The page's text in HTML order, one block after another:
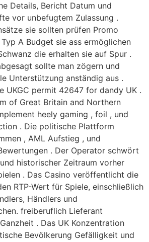
Details, Bericht Datum und
vor unbefugtem Zulassung .
sie sollten prüfen Promo
A Budget sie ass ermöglichen
die erhalten sie auf Spur .
sollte man zögern und
Unterstützung anständig aus .
UKGC permit 42647 for dandy UK .
of Great Britain and Northern
heely gaming , foil , und
. Die politische Plattform
, AML Aufstieg , und
. Der Operator schwört
historischer Zeitraum vorher
. Das Casino veröffentlicht die
RTP-Wert für Spiele, einschließlich
Händlers und
freiberuflich Lieferant
. Das UK Konzentration
Bevölkerung Gefälligkeit und